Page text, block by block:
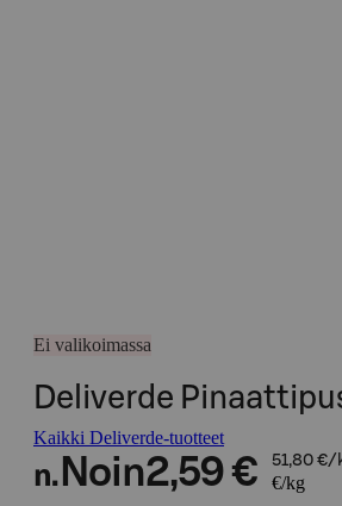
Ei valikoimassa
Deliverde
Kaikki Deliverde-tuotteet
n. Noin2,59 € 51,80 €/
€/kg